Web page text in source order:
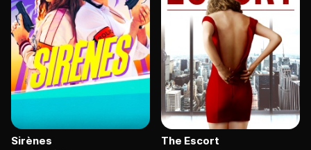
Sirènes The Escort